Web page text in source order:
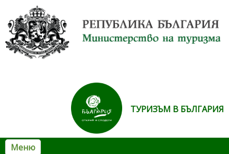
ТУРИЗЪМ В БЪЛГАРИЯ
Меню